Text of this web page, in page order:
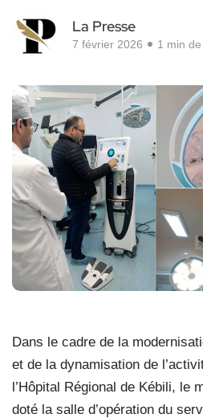
La Presse
7 février 2026 1 min
Dans le cadre de la
et de la dynamisation de
l’Hôpital Régional de Kébili, le
doté la salle d’opération du